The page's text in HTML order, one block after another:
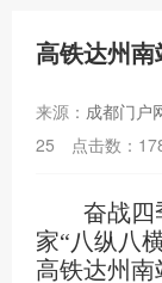
高铁达州
来源： 成都门户
25
点击数：
奋战四
家“八纵八
高铁达州